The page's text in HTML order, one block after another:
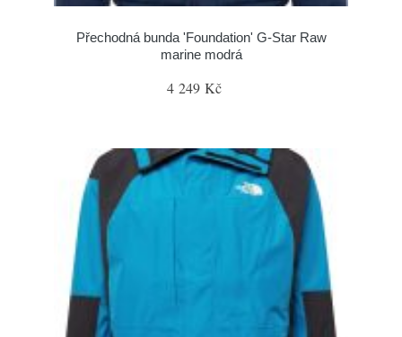
Přechodná bunda 'Foundation' G-Star Raw
marine modrá
4 249 Kč